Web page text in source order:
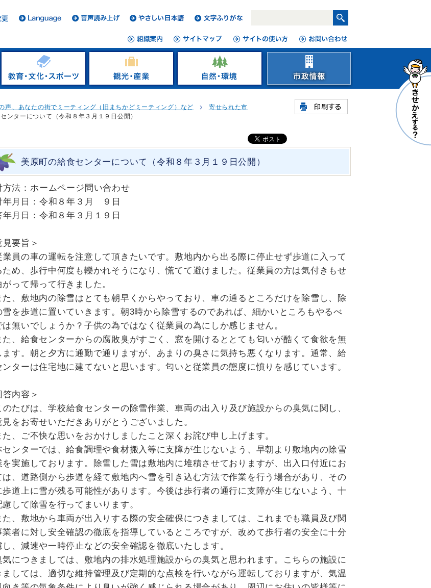
声、あなたの街でミーティング（旧まちかどミーティング）など
寄せられた市
ンターについて（令和８年３月１９日公開）
美原町の給食センターについて（令和８年３月１９日公開）
方法：ホームページ問い合わせ
年月日：令和８年３月 ９日
年月日：令和８年３月１９日
見要旨＞
業員の車の運転を注意して頂きたいです。敷地内から出る際に停止せず歩道に入って
ため、歩行中何度も轢かれそうになり、慌てて避けました。従業員の方は気付きもせ
がって帰って行きました。
、敷地内の除雪はとても朝早くからやっており、車の通るところだけを除雪し、除
雪を歩道に置いていきます。朝3時から除雪するのであれば、細かいところもやるべ
は無いでしょうか？子供の為ではなく従業員の為にしか感じません。
、給食センターからの腐敗臭がすごく、窓を開けるととても匂いが酷くて食欲を無
ます。朝と夕方に通勤で通りますが、あまりの臭さに気持ち悪くなります。通常、給
ンターは住宅地に建てないと思います。匂いと従業員の態度に憤りを感じています。
答内容＞
のたびは、学校給食センターの除雪作業、車両の出入り及び施設からの臭気に関し、
見をお寄せいただきありがとうございました。
、ご不快な思いをおかけしましたこと深くお詫び申し上げます。
ンターでは、給食調理や食材搬入等に支障が生じないよう、早朝より敷地内の除雪
を実施しております。除雪した雪は敷地内に堆積させておりますが、出入口付近にお
は、道路側から歩道を経て敷地内へ雪を引き込む方法で作業を行う場合があり、その
歩道上に雪が残る可能性があります。今後は歩行者の通行に支障が生じないよう、十
慮して除雪を行ってまいります。
、敷地から車両が出入りする際の安全確保につきましては、これまでも職員及び関
業者に対し安全確認の徹底を指導しているところですが、改めて歩行者の安全に十分
し、減速や一時停止などの安全確認を徹底いたします。
につきましては、敷地内の排水処理施設からの臭気と思われます。こちらの施設に
ましては、適切な維持管理及び定期的な点検を行いながら運転しておりますが、気温